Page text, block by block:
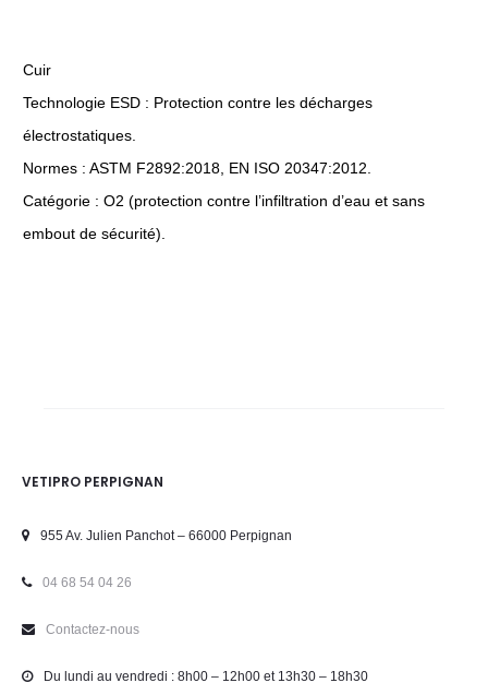
Cuir
Technologie ESD : Protection contre les décharges
électrostatiques.
Normes : ASTM F2892:2018, EN ISO 20347:2012.
Catégorie : O2 (protection contre l’infiltration d’eau et sans
embout de sécurité).
VETIPRO PERPIGNAN
955 Av. Julien Panchot – 66000 Perpignan
04 68 54 04 26
Contactez-nous
Du lundi au vendredi : 8h00 – 12h00 et 13h30 – 18h30